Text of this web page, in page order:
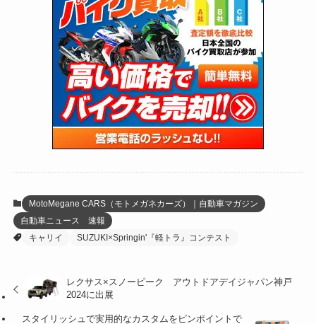
(34)
(5)
(12)
(64)
(109)
(25)
(24)
(47)
(15)
(5)
(62)
(4)
(6)
(17)
(5)
(131)
(38)
(131)
(167)
(85)
(21)
(61)
(171)
(98)
(13)
(60)
(274)
(171)
(38)
(47)
(59)
(47)
(141)
(255)
(204)
(23)
(33)
(34)
(35)
(41)
(415)
(16)
(27)
(147)
(13)
(19)
(12)
(16)
(20)
(16)
(1)
MotoMegane CARS（モトメガネカーズ）｜自動車マガジン
自動車ニュース 速報
キャリイ
SUZUKI×Springin'『軽トラ』コンテスト
レクサス×スノーピーク アウトドアデイジャパン神戸
2024に出展
スタイリッシュで実用的なカスタムをピンポイントで